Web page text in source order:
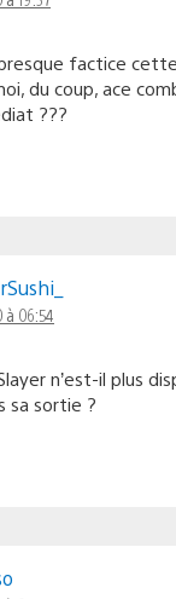
factice
du coup, ace
???
06:54
n’est-il plus
sa sortie ?